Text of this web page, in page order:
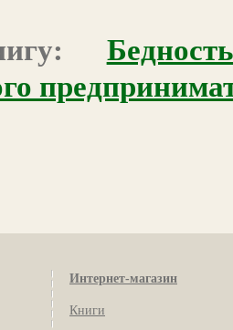
Интернет-магазин
Книги